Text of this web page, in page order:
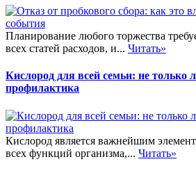
Планирование любого торжества
всех статей расходов, и... Читать»
Кислород для всей семьи: не только
профилактика
Кислород является важнейшим
всех функций организма,... Читать»